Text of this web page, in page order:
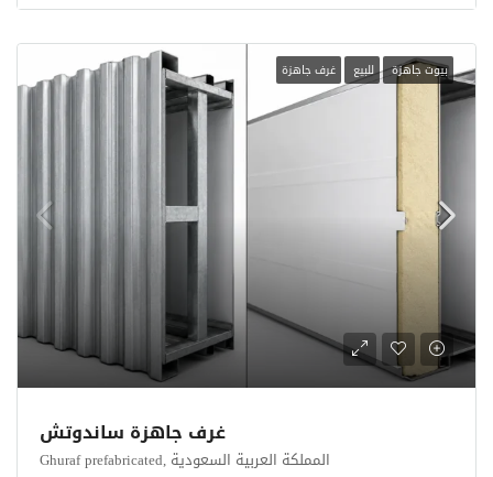
بيوت جاهزة للبيع غرف جاهزة
غرف جاهزة ساندوتش
Ghuraf prefabricated, المملكة العربية السعودية